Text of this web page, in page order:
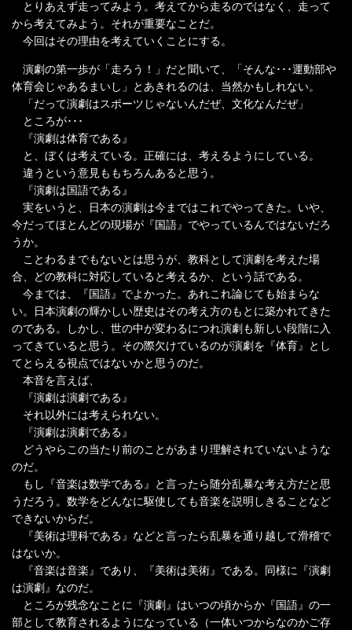
とりあえず走ってみよう。考えてから走るのではなく、走って
から考えてみよう。それが重要なことだ。
今回はその理由を考えていくことにする。
演劇の第一歩が「走ろう！」だと聞いて、「そんな･･･運動部や
体育会じゃあるまいし」とあきれるのは、当然かもしれない。
「だって演劇はスポーツじゃないんだぜ、文化なんだぜ」
ところが･･･
『演劇は体育である』
と、ぼくは考えている。正確には、考えるようにしている。
違うという意見ももちろんあると思う。
『演劇は国語である』
実をいうと、日本の演劇は今まではこれでやってきた。いや、
今だってほとんどの現場が『国語』でやっているんではないだろ
うか。
ことわるまでもないとは思うが、教科として演劇を考えた場
合、どの教科に対応していると考えるか、という話である。
今までは、『国語』でよかった。あれこれ論じても始まらな
い。日本演劇の輝かしい歴史はその考え方のもとに築かれてきた
のである。しかし、世の中が変わるにつれ演劇も新しい段階に入
ってきていると思う。その際欠けているのが演劇を『体育』とし
てとらえる視点ではないかと思うのだ。
本音を言えば、
『演劇は演劇である』
それ以外には考えられない。
『演劇は演劇である』
どうやらこの当たり前のことがあまり理解されていないような
のだ。
もし『音楽は数学である』と言ったら随分乱暴な考え方だと思
うだろう。数学をどんなに駆使しても音楽を説明しきることなど
できないからだ。
『美術は理科である』などと言ったら乱暴を通り越して滑稽で
はないか。
『音楽は音楽』であり、『美術は美術』である。同様に『演劇
は演劇』なのだ。
ところが残念なことに『演劇』はいつの頃からか『国語』の一
部として教育されるようになっている（一体いつからなのかご存